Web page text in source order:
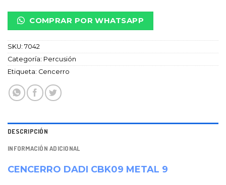
COMPRAR POR WHATSAPP
SKU: 7042
Categoría: Percusión
Etiqueta: Cencerro
DESCRIPCIÓN
INFORMACIÓN ADICIONAL
CENCERRO DADI CBK09 METAL 9